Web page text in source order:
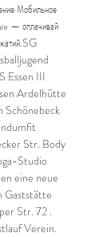
Мобильное
— оплачивай
Essen III
Ardelhütte
Schönebeck
Str. Body
Studio
eine neue
Gaststätte
Str. 72 .
Verein.